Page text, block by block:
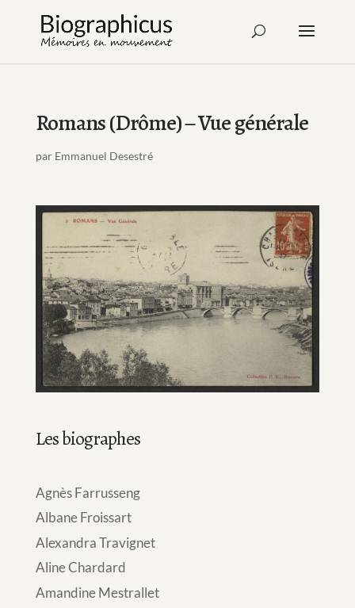
Romans (Drôme) – Vue générale
par Emmanuel Desestré
Les biographes
Agnès Farrusseng
Albane Froissart
Alexandra Travignet
Aline Chardard
Amandine Mestrallet